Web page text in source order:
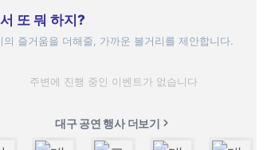
또 뭐 하지?
의 즐거움을 더해줄, 가까운 볼거리를 제안합니다.
주변에 진행 중인 이벤트가 없습니다
대구 공연 행사 더보기